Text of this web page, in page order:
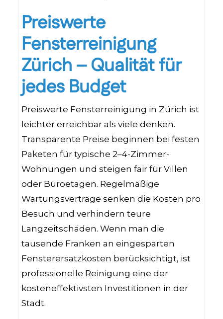
Preiswerte
Fensterreinigung
Zürich – Qualität für
jedes Budget
Preiswerte Fensterreinigung in Zürich ist
leichter erreichbar als viele denken.
Transparente Preise beginnen bei festen
Paketen für typische 2–4-Zimmer-
Wohnungen und steigen fair für Villen
oder Büroetagen. Regelmäßige
Wartungsverträge senken die Kosten pro
Besuch und verhindern teure
Langzeitschäden. Wenn man die
tausende Franken an eingesparten
Fensterersatzkosten berücksichtigt, ist
professionelle Reinigung eine der
kosteneffektivsten Investitionen in der
Stadt.